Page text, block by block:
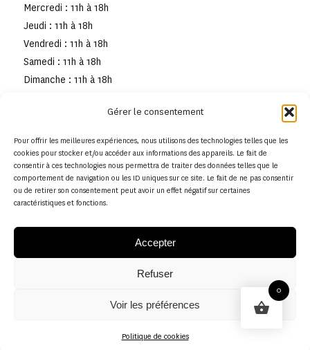
Gérer le consentement
Pour offrir les meilleures expériences, nous utilisons des technologies telles que les
cookies pour stocker et/ou accéder aux informations des appareils. Le fait de
consentir à ces technologies nous permettra de traiter des données telles que le
comportement de navigation ou les ID uniques sur ce site. Le fait de ne pas consentir
ou de retirer son consentement peut avoir un effet négatif sur certaines
caractéristiques et fonctions.
Accepter
Refuser
Voir les préférences
Politique de cookies
Mercredi : 11h à 18h
Jeudi : 11h à 18h
Vendredi : 11h à 18h
Samedi : 11h à 18h
Dimanche : 11h à 18h
Conditions générales
0